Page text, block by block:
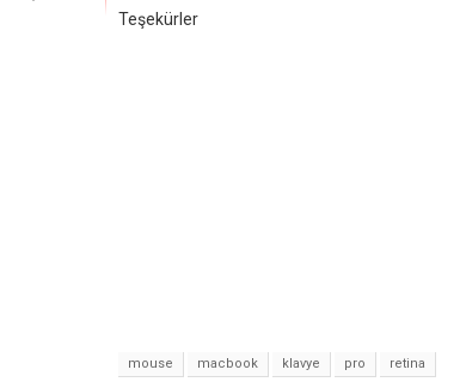
Teşekürler
mouse macbook klavye pro retina